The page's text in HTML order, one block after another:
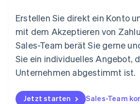
Erstellen Sie direkt ein Konto
mit dem Akzeptieren von
Sales-Team berät Sie gerne
Sie ein individuelles Angebot,
Unternehmen abgestimmt ist.
Jetzt starten Sales-Team
English
Niederlande
Nederlands English
Norwegen
English
Österreich
Polen
English